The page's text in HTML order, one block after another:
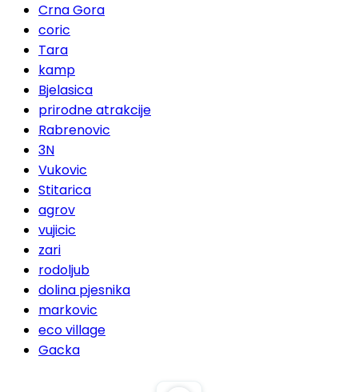
Crna Gora
coric
Tara
kamp
Bjelasica
prirodne atrakcije
Rabrenovic
3N
Vukovic
Stitarica
agrov
vujicic
zari
rodoljub
dolina pjesnika
markovic
eco village
Gacka